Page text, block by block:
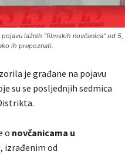
lažnih “filmskih novčanica” od 5,
ih prepoznati.
je građane na pojavu
su se posljednjih sedmica
o novčanicama u
, izrađenim od